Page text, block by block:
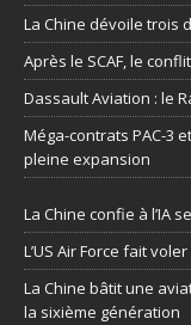
La Chine dévoile trois
Après le SCAF, le
Dassault Aviation : le
Méga-contrats PAC-3
pleine expansion
La Chine confie à l’IA
L’US Air Force fait
La Chine bâtit une
la sixième génération